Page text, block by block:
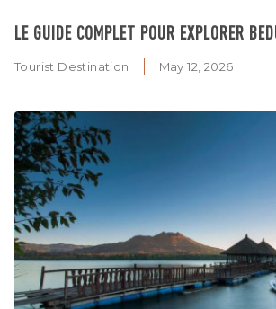
LE GUIDE COMPLET POUR EXPLORER
Tourist Destination May 12, 2026